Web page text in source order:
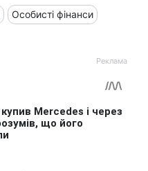
Особисті фінанси